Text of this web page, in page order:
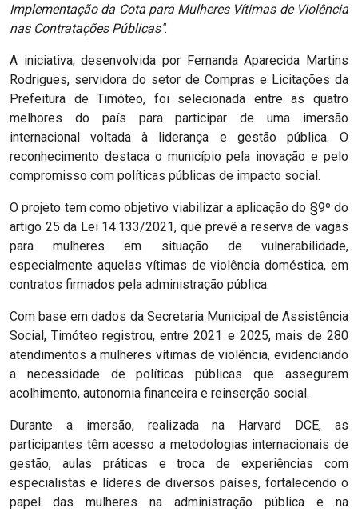
Implementação da Cota para Mulheres Vítimas de Violência
nas Contratações Públicas".
A iniciativa, desenvolvida por Fernanda Aparecida Martins
Rodrigues, servidora do setor de Compras e Licitações da
Prefeitura de Timóteo, foi selecionada entre as quatro
melhores do país para participar de uma imersão
internacional voltada à liderança e gestão pública. O
reconhecimento destaca o município pela inovação e pelo
compromisso com políticas públicas de impacto social.
O projeto tem como objetivo viabilizar a aplicação do §9º do
artigo 25 da Lei 14.133/2021, que prevê a reserva de vagas
para mulheres em situação de vulnerabilidade,
especialmente aquelas vítimas de violência doméstica, em
contratos firmados pela administração pública.
Com base em dados da Secretaria Municipal de Assistência
Social, Timóteo registrou, entre 2021 e 2025, mais de 280
atendimentos a mulheres vítimas de violência, evidenciando
a necessidade de políticas públicas que assegurem
acolhimento, autonomia financeira e reinserção social.
Durante a imersão, realizada na Harvard DCE, as
participantes têm acesso a metodologias internacionais de
gestão, aulas práticas e troca de experiências com
especialistas e líderes de diversos países, fortalecendo o
papel das mulheres na administração pública e na